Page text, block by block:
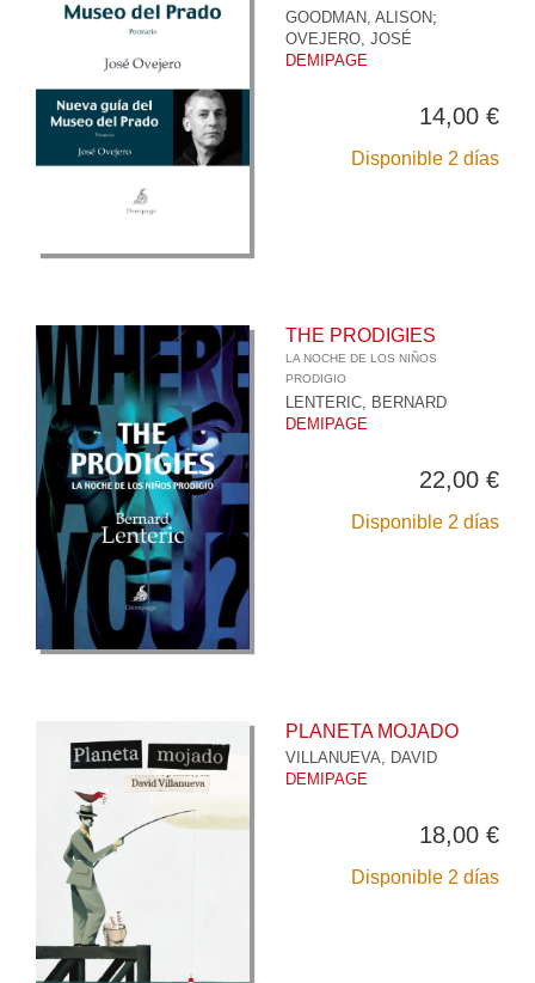
GOODMAN, ALISON ;
OVEJERO, JOSÉ
DEMIPAGE
14,00 €
Disponible 2 días
THE PRODIGIES
LA NOCHE DE LOS NIÑOS
PRODIGIO
LENTERIC, BERNARD
DEMIPAGE
22,00 €
Disponible 2 días
PLANETA MOJADO
VILLANUEVA, DAVID
DEMIPAGE
18,00 €
Disponible 2 días